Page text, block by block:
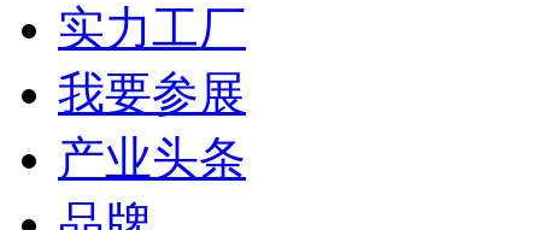
实力工厂
我要参展
产业头条